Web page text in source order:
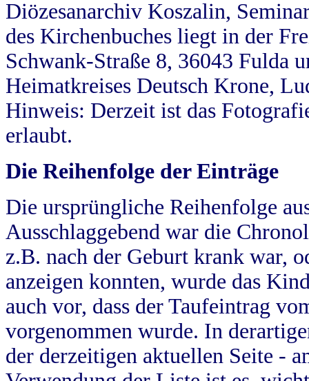
Diözesanarchiv Koszalin,
des Kirchenbuches liegt in der
Schwank-Straße 8, 36043 Fulda
Heimatkreises Deutsch Krone,
Hinweis: Derzeit ist das
erlaubt.
Die Reihenfolge der Einträge
Die ursprüngliche Reihenfolge
Ausschlaggebend war die
z.B. nach der Geburt krank war,
anzeigen konnten, wurde das
auch vor, dass der Taufeintrag
vorgenommen wurde. In
der derzeitigen aktuellen Seite -